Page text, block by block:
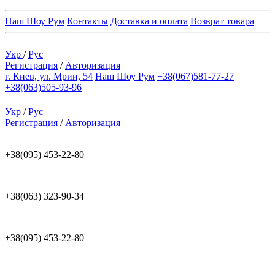
Наш Шоу Рум Контакты Доставка и оплата Возврат товара
Укр /Рус
Регистрация / Авторизация
г. Киев, ул. Мрии, 54 Наш Шоу Рум +38(067)581-77-27
+38(063)505-93-96
Укр /Рус
Регистрация / Авторизация
+38(095) 453-22-80
+38(063) 323-90-34
+38(095) 453-22-80